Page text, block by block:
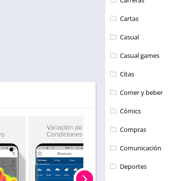
Cartas
Casual
Casual games
Citas
Comer y beber
Cómics
Compras
Comunicación
Deportes